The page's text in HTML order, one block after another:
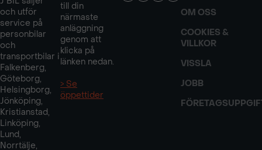
Uppvärmbar framruta
Uppvärmbara säten fram
Utökad head-up-
Utökad nivå 2
halvautonom körning
och utför
service på
personbilar
och
transportbilar i
Falkenberg,
Göteborg,
Helsingborg,
Jönköping,
Kristianstad,
Linköping,
Lund,
Norrtälje,
till din
närmaste
anläggning
genom att
klicka på
länken nedan.
> Se
öppettider
OM OSS
COOKIES &
VILLKOR
VISSLA
JOBB